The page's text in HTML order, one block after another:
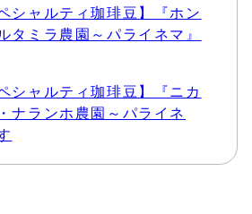
シャルティ珈琲豆】『ホン
タミラ農園～パライネマ』
シャルティ珈琲豆】『ニカ
ナランホ農園～パライネ